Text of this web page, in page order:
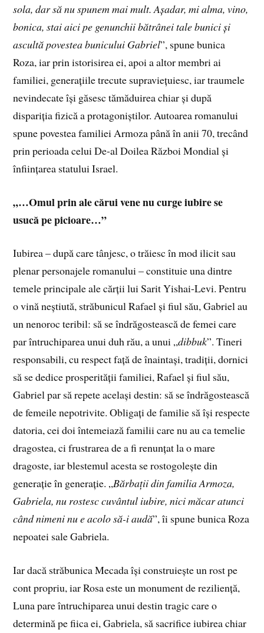
sola, dar să nu spunem mai mult. Așadar, mi alma, vino,
bonica, stai aici pe genunchii bătrânei tale bunici și
ascultă povestea bunicului Gabriel”, spune bunica
Roza, iar prin istorisirea ei, apoi a altor membri ai
familiei, generațiile trecute supraviețuiesc, iar traumele
nevindecate își găsesc tămăduirea chiar și după
dispariția fizică a protagoniștilor. Autoarea romanului
spune povestea familiei Armoza până în anii 70, trecând
prin perioada celui De-al Doilea Război Mondial și
înființarea statului Israel.
„…Omul prin ale cărui vene nu curge iubire se
usucă pe picioare…”
Iubirea – după care tânjesc, o trăiesc în mod ilicit sau
plenar personajele romanului – constituie una dintre
temele principale ale cărții lui Sarit Yishai-Levi. Pentru
o vină neștiută, străbunicul Rafael și fiul său, Gabriel au
un nenoroc teribil: să se îndrăgostească de femei care
par întruchiparea unui duh rău, a unui „dibbuk”. Tineri
responsabili, cu respect față de înaintași, tradiții, dornici
să se dedice prosperității familiei, Rafael și fiul său,
Gabriel par să repete același destin: să se îndrăgostească
de femeile nepotrivite. Obligați de familie să își respecte
datoria, cei doi întemeiază familii care nu au ca temelie
dragostea, ci frustrarea de a fi renunțat la o mare
dragoste, iar blestemul acesta se rostogolește din
generație în generație. „Bărbații din familia Armoza,
Gabriela, nu rostesc cuvântul iubire, nici măcar atunci
când nimeni nu e acolo să-i audă”, îi spune bunica Roza
nepoatei sale Gabriela.
Iar dacă străbunica Mecada își construiește un rost pe
cont propriu, iar Rosa este un monument de reziliență,
Luna pare întruchiparea unui destin tragic care o
determină pe fiica ei, Gabriela, să sacrifice iubirea chiar